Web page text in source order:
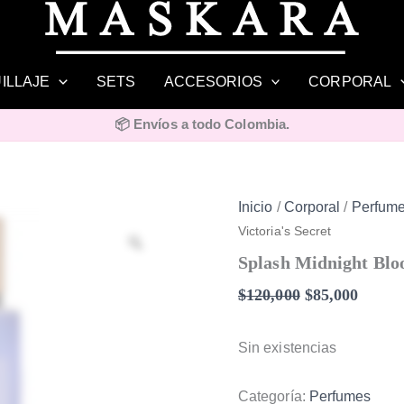
SETS ACCESORIOS CORPORAL
📦 Envíos a todo Colombia.
Zoom
Inicio /Corporal /
Victoria's Secret
Splash Midnight
$120,000
El
precio
era:
$85,000
precio
es:
Sin existencias
Categoría: Perfumes